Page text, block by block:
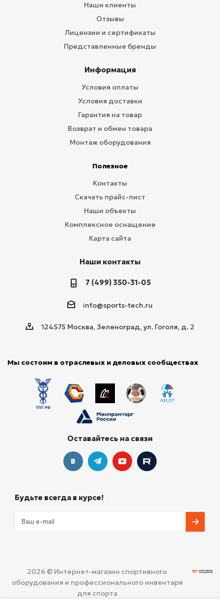
Наши клиенты
Отзывы
Лицензии и сертификаты
Представленные бренды
Информация
Условия оплаты
Условия доставки
Гарантия на товар
Возврат и обмен товара
Монтаж оборудования
Полезное
Контакты
Скачать прайс-лист
Наши объекты
Комплексное оснащение
Карта сайта
Наши контакты
7 (499) 350-31-05
info@sports-tech.ru
124575 Москва, Зеленоград, ул. Гоголя, д. 2
Мы состоим в отраслевых и деловых сообществах
Оставайтесь на связи
Будьте всегда в курсе!
2026 © Интернет-магазин спортивного
оборудования и профессионального инвентаря
для спорта